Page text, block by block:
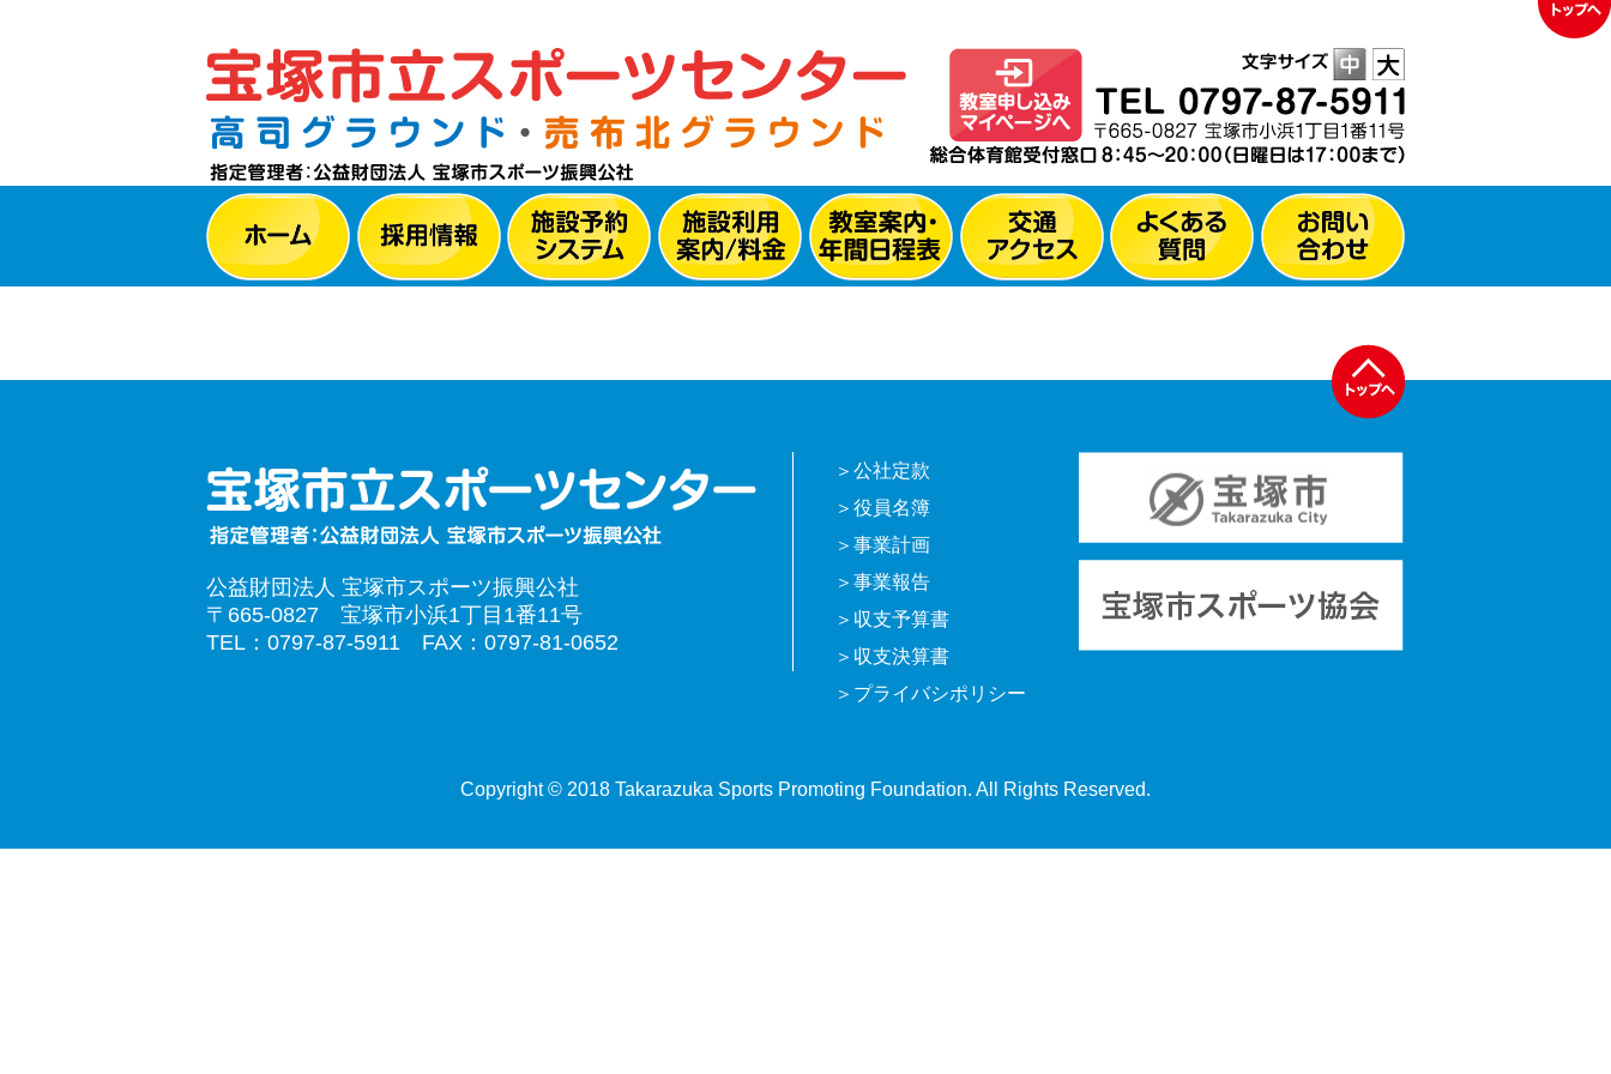
公益財団法人 宝塚市スポーツ振興公社
〒665-0827 宝塚市小浜1丁目1番11号
TEL：0797-87-5911 FAX：0797-81-0652
公社定款
役員名簿
事業計画
事業報告
収支予算書
収支決算書
プライバシポリシー
Copyright © 2018 Takarazuka Sports Promoting Foundation. All Rights Reserved.